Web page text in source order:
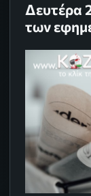
Δευτέρα
των